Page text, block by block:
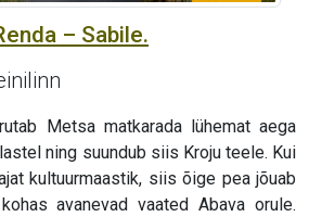
– Sabile.
Metsa matkarada lühemat aega
ning suundub siis Kroju teele. Kui
kultuurmaastik, siis õige pea jõuab
avanevad vaated Abava orule.